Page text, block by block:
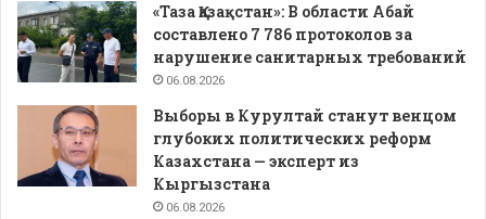
«Таза Қазақстан»: В области Абай
составлено 7 786 протоколов за
нарушение санитарных требований
06.08.2026
Выборы в Курултай станут венцом
глубоких политических реформ
Казахстана — эксперт из
Кыргызстана
06.08.2026